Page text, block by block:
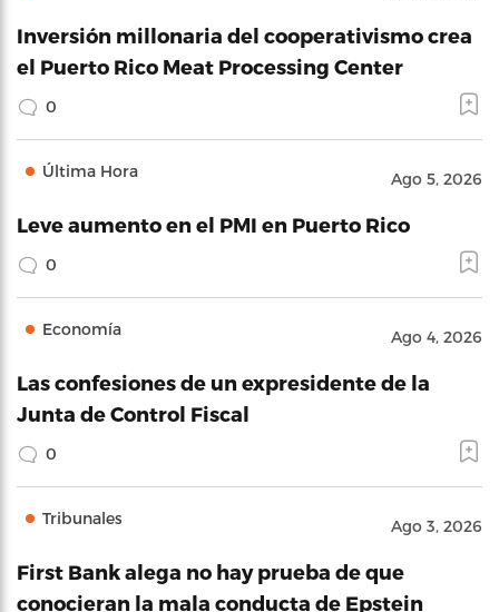
Inversión millonaria del cooperativismo crea
el Puerto Rico Meat Processing Center
0
Última Hora Ago 5, 2026
Leve aumento en el PMI en Puerto Rico
0
Economía Ago 4, 2026
Las confesiones de un expresidente de la
Junta de Control Fiscal
0
Tribunales Ago 3, 2026
First Bank alega no hay prueba de que
conocieran la mala conducta de Epstein